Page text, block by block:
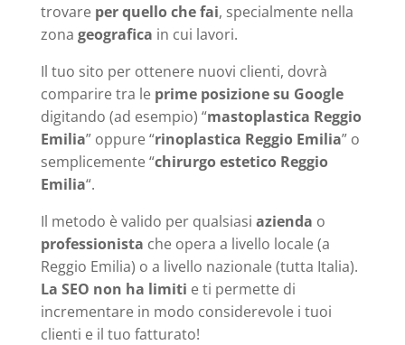
trovare per quello che fai, specialmente nella
zona geografica in cui lavori.
Il tuo sito per ottenere nuovi clienti, dovrà
comparire tra le prime posizione su Google
digitando (ad esempio) “mastoplastica Reggio
Emilia” oppure “rinoplastica Reggio Emilia” o
semplicemente “chirurgo estetico Reggio
Emilia“.
Il metodo è valido per qualsiasi azienda o
professionista che opera a livello locale (a
Reggio Emilia) o a livello nazionale (tutta Italia).
La SEO non ha limiti e ti permette di
incrementare in modo considerevole i tuoi
clienti e il tuo fatturato!